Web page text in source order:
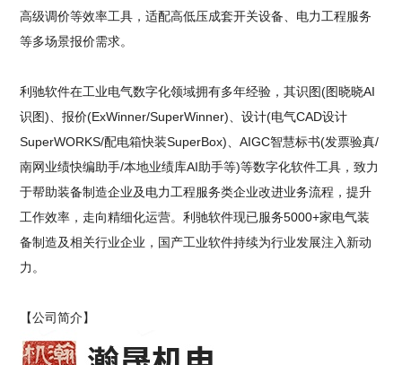
高级调价等效率工具，适配高低压成套开关设备、电力工程服务
等多场景报价需求。
利驰软件在工业电气数字化领域拥有多年经验，其识图(图晓晓AI
识图)、报价(ExWinner/SuperWinner)、设计(电气CAD设计
SuperWORKS/配电箱快装SuperBox)、AIGC智慧标书(发票验真/
南网业绩快编助手/本地业绩库AI助手等)等数字化软件工具，致力
于帮助装备制造企业及电力工程服务类企业改进业务流程，提升
工作效率，走向精细化运营。利驰软件现已服务5000+家电气装
备制造及相关行业企业，国产工业软件持续为行业发展注入新动
力。
【公司简介】